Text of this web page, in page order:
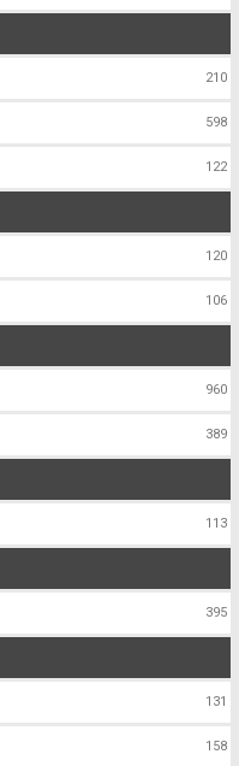
210
598
122
120
106
960
389
113
395
131
158